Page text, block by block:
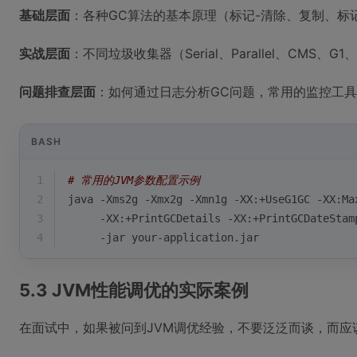
基础层面 ：各种GC算法的基本原理（标记-清除、复制、标
实战层面 ：不同垃圾收集器（Serial、Parallel、CMS、G1
问题排查层面 ：如何通过日志分析GC问题，常用的监控工
BASH
1
# 常用的JVM参数配置示例
2
java -Xms2g -Xmx2g -Xmn1g -XX:+UseG1GC -
3
-XX:+PrintGCDetails -
4
     -jar your-application.jar
5.3 JVM性能调优的实际案例
在面试中，如果被问到JVM调优经验，不要泛泛而谈，而应